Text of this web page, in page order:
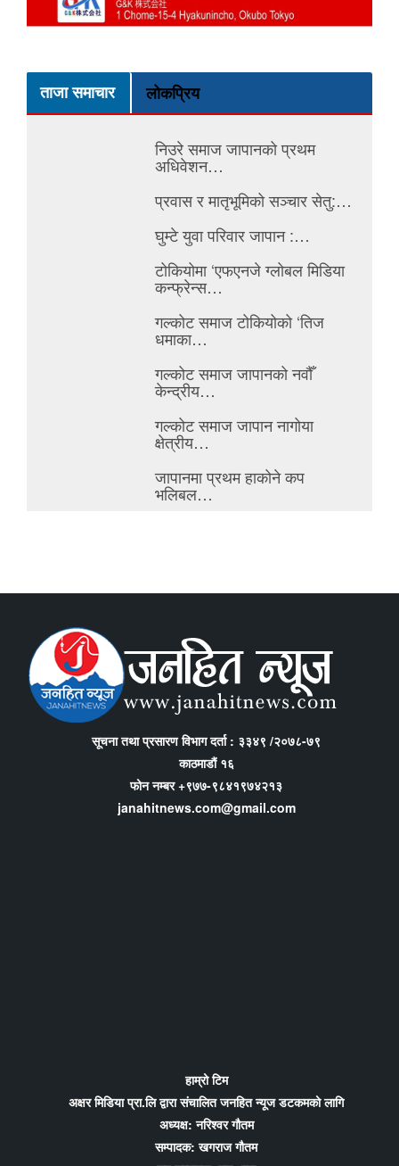
ताजा समाचार लोकप्रिय
निउरे समाज जापानको प्रथम
अधिवेशन…
प्रवास र मातृभूमिको सञ्चार सेतु:…
घुम्टे युवा परिवार जापान :…
टोकियोमा ‘एफएनजे ग्लोबल मिडिया
कन्फ्रेन्स…
गल्कोट समाज टोकियोको ‘तिज
धमाका…
गल्कोट समाज जापानको नवौँ
केन्द्रीय…
गल्कोट समाज जापान नागोया
क्षेत्रीय…
जापानमा प्रथम हाकोने कप
भलिबल…
सूचना तथा प्रसारण विभाग दर्ता : ३३४९ /२०७८-७९
काठमाडौं १६
फोन नम्बर +९७७-९८४१९७४२१३
janahitnews.com@gmail.com
हाम्रो टिम
अक्षर मिडिया प्रा.लि द्वारा संचालित जनहित न्यूज डटकमको लागि
अध्यक्ष: नरिश्वर गौतम
सम्पादक: खगराज गौतम